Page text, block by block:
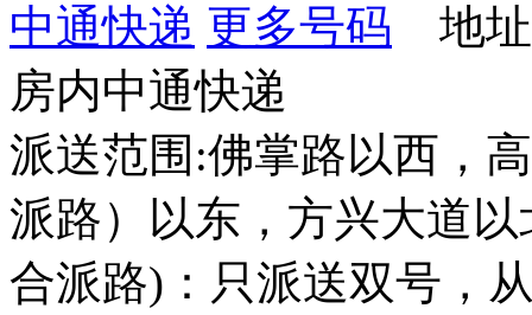
中通快递 更多号码 地址
房内中通快递
派送范围:佛掌路以西，
派路）以东，方兴大道
合派路)：只派送双号，